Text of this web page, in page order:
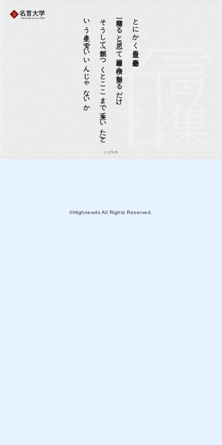
とにかく今日を一生懸命、
精一杯やると思って練習を積み重ねるだけ。
そ
う
し
て
「気が
つ
く
と
こ
こ
ま
で
来て
い
た
」と
い
う
生き
方で
い
い
ん
じ
ゃ
な
い
か
三浦知良
©Highneeds All Rights Reserved.